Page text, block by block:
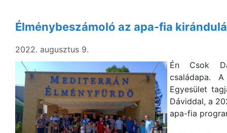
Élménybeszámoló az apa-fia
2022. augusztus 9.
Én Csok
családapa.
Egyesület
Dáviddal, a
apa-fia